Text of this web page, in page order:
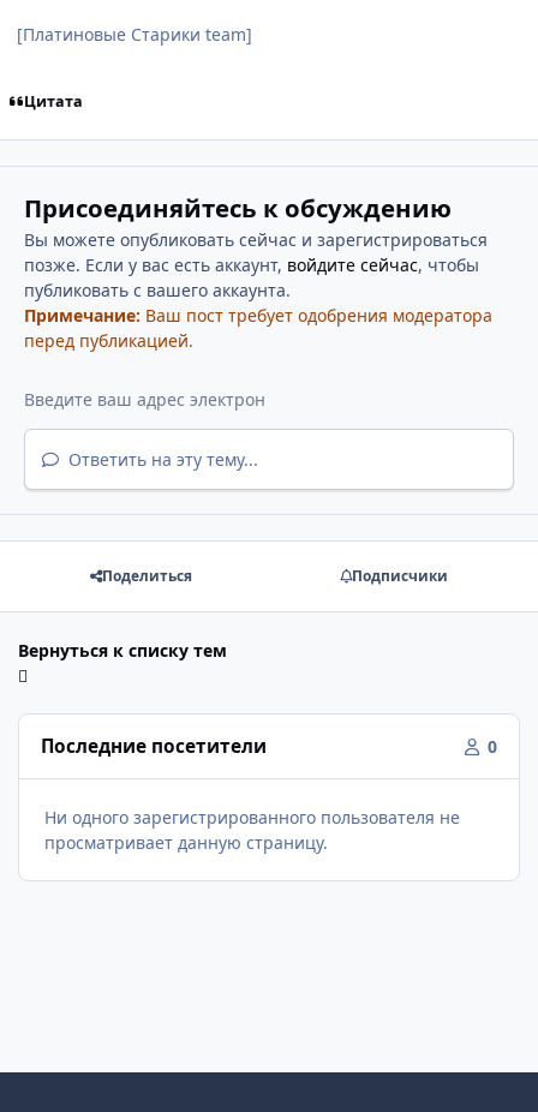
[Платиновые Старики team]
Цитата
Присоединяйтесь к обсуждению
Вы можете опубликовать сейчас и зарегистрироваться
позже. Если у вас есть аккаунт, войдите сейчас, чтобы
публиковать с вашего аккаунта.
Примечание: Ваш пост требует одобрения модератора
перед публикацией.
Ответить на эту тему...
Поделиться Подписчики
Вернуться к списку тем
Последние посетители 0
Ни одного зарегистрированного пользователя не
просматривает данную страницу.